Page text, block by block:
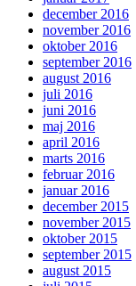
december 2016
november 2016
oktober 2016
september 2016
august 2016
juli 2016
juni 2016
maj 2016
april 2016
marts 2016
februar 2016
januar 2016
december 2015
november 2015
oktober 2015
september 2015
august 2015